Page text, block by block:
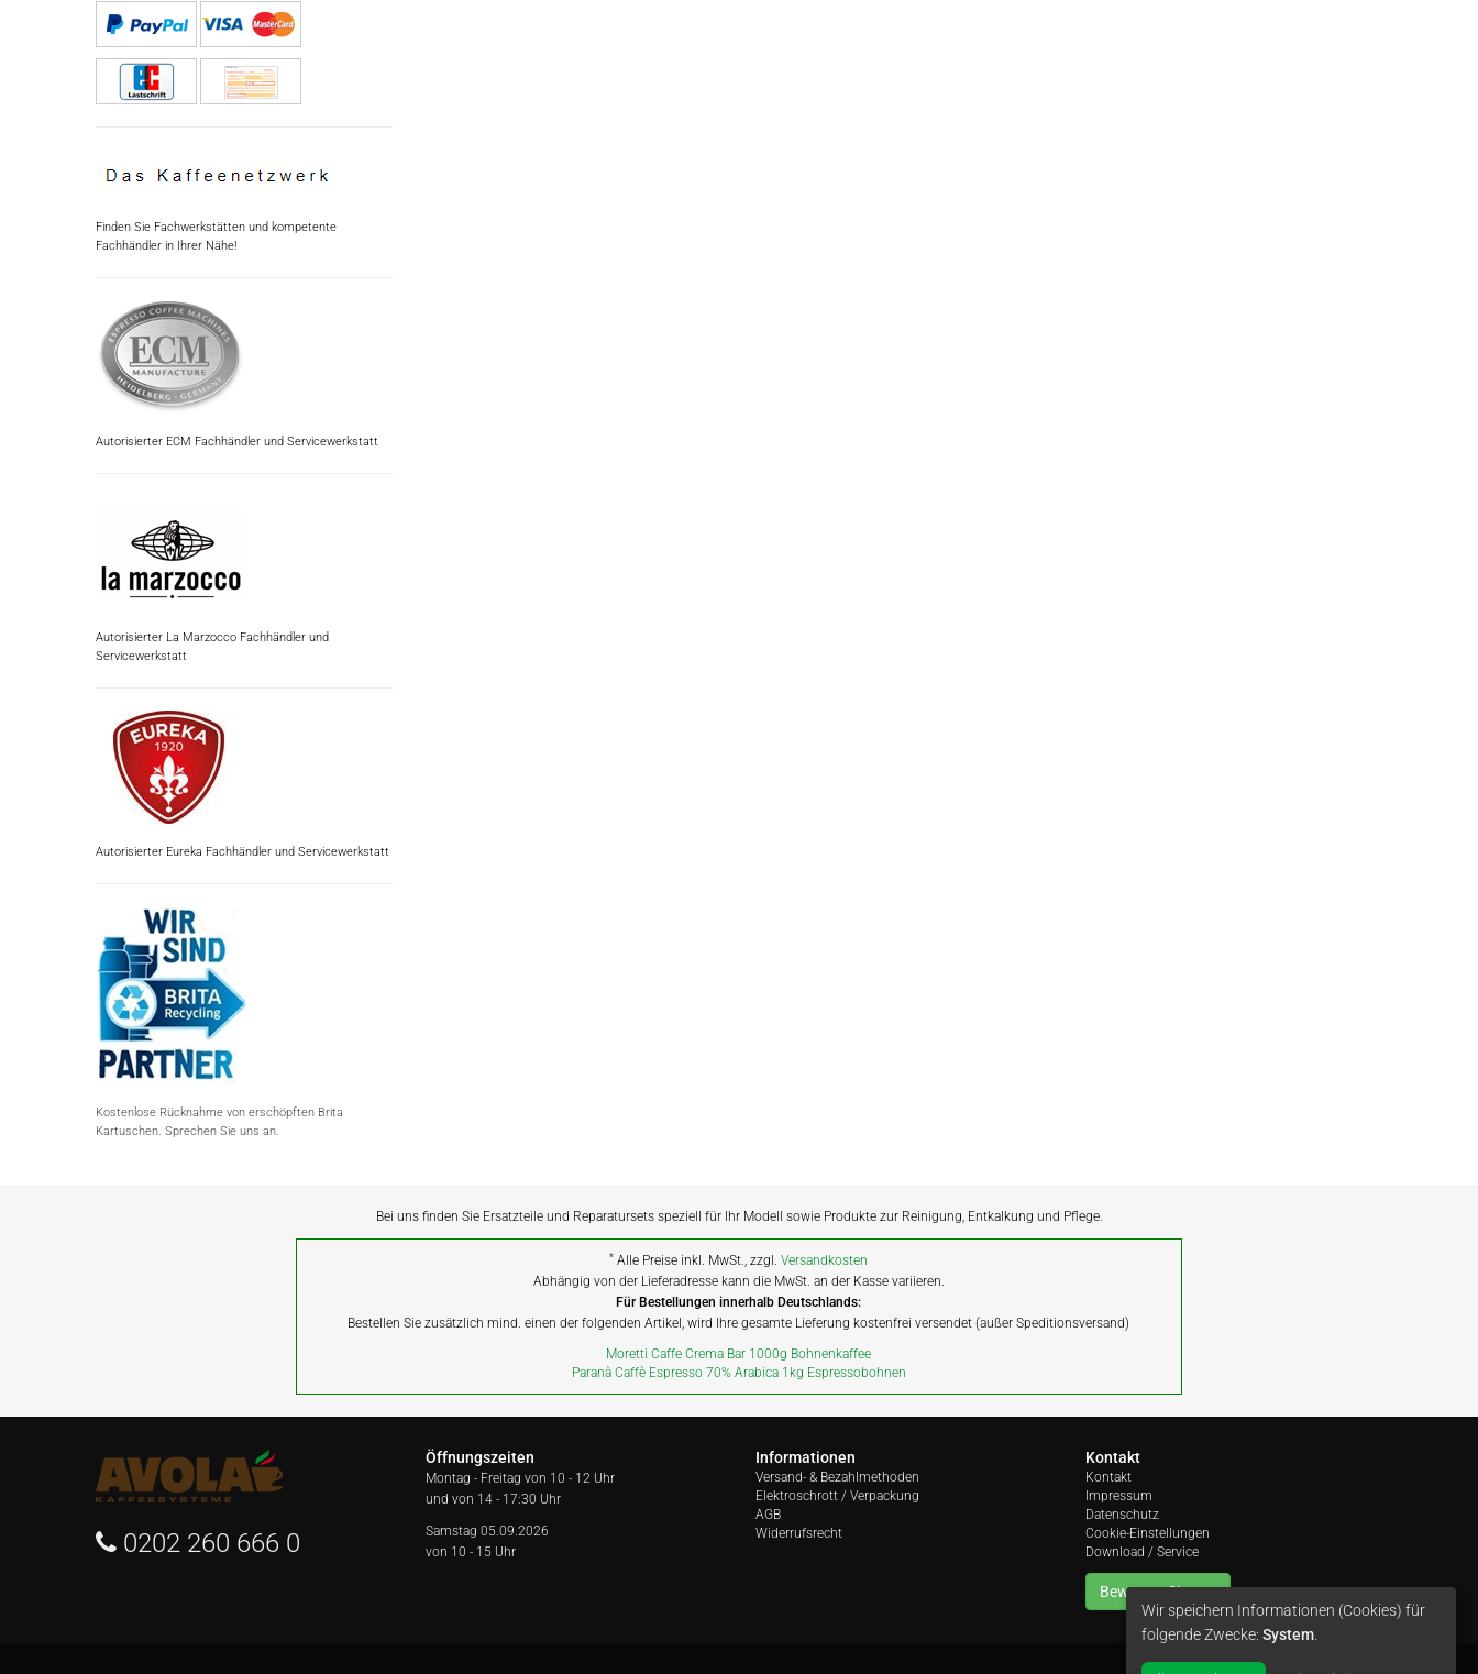
Finden Sie Fachwerkstätten und kompetente
Fachhändler in Ihrer Nähe!
Autorisierter ECM Fachhändler und Servicewerkstatt
Autorisierter La Marzocco Fachhändler und
Servicewerkstatt
Autorisierter Eureka Fachhändler und Servicewerkstatt
Kostenlose Rücknahme von erschöpften Brita
Kartuschen. Sprechen Sie uns an.
Bei uns finden Sie Ersatzteile und Reparatursets speziell für Ihr Modell sowie Produkte zur Reinigung, Entkalkung und Pflege.
* Alle Preise inkl. MwSt., zzgl.Versandkosten
Abhängig von der Lieferadresse kann die MwSt. an der Kasse variieren.
Für Bestellungen innerhalb Deutschlands:
Bestellen Sie zusätzlich mind. einen der folgenden Artikel, wird Ihre gesamte Lieferung kostenfrei versendet (außer Speditionsversand)
Moretti Caffe Crema Bar 1000g Bohnenkaffee
Paranà Caffè Espresso 70% Arabica 1kg Espressobohnen
0202 260 666 0
Öffnungszeiten
Montag - Freitag von 10 - 12 Uhr
und von 14 - 17:30 Uhr
Samstag 05.09.2026
von 10 - 15 Uhr
Informationen
Versand- & Bezahlmethoden
Elektroschrott / Verpackung
AGB
Widerrufsrecht
Kontakt
Kontakt
Impressum
Datenschutz
Cookie-Einstellungen
Download / Service
Bewerten Sie uns
Wir speichern Informationen (Cookies) für
folgende Zwecke: System